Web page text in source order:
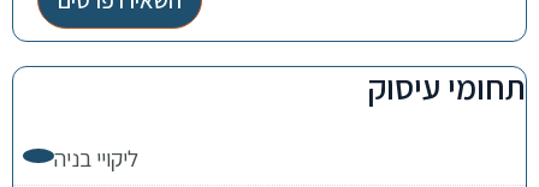
תחומי עיסוק
ליקויי בניה